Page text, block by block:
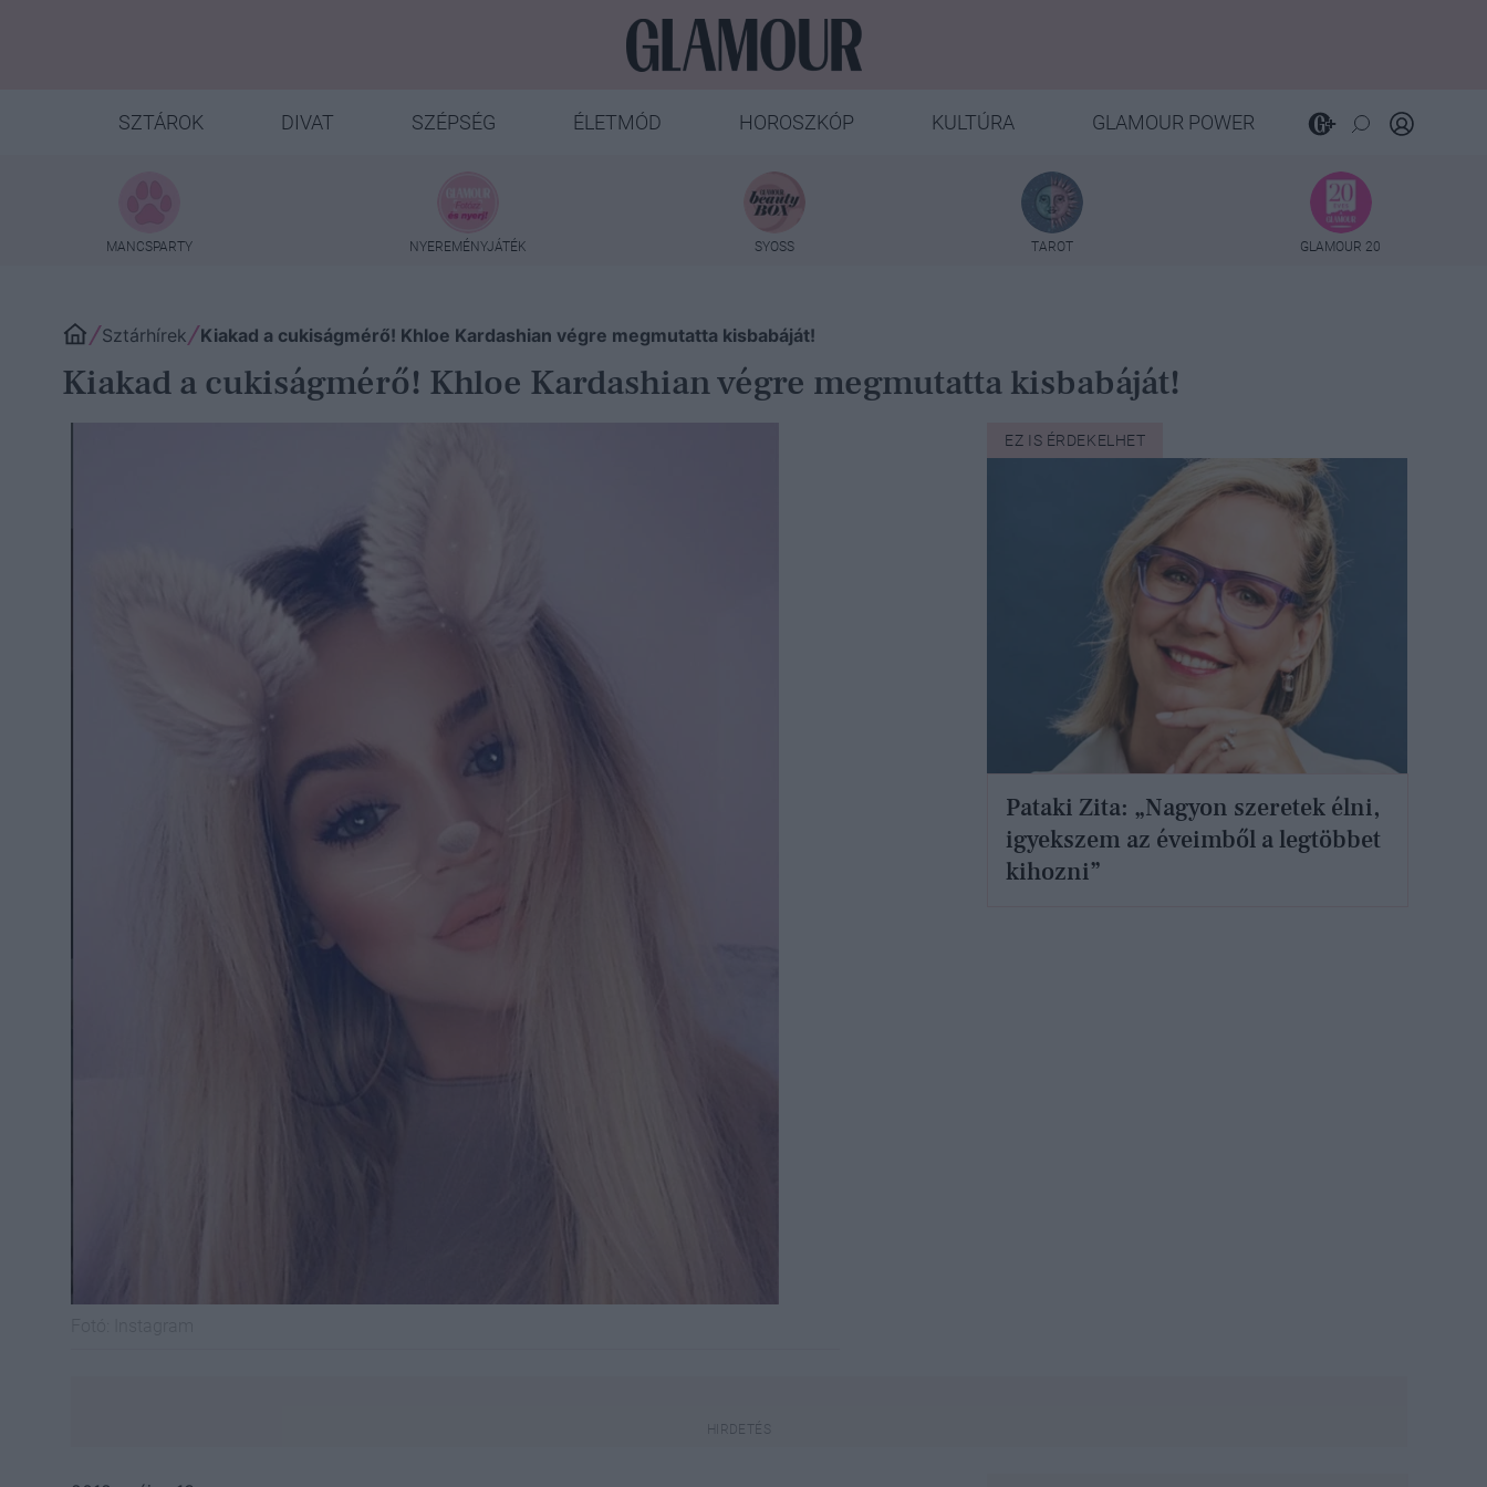
SZTÁROK DIVAT SZÉPSÉG ÉLETMÓD HOROSZKÓP KULTÚRA GLAMOUR POWER
MANCSPARTY NYEREMÉNYJÁTÉK SYOSS TAROT GLAMOUR 20
Sztárhírek Kiakad a cukiságmérő! Khloe Kardashian végre megmutatta kisbabáját!
Kiakad a cukiságmérő! Khloe Kardashian végre megmutatta kisbabáját!
EZ IS ÉRDEKELHET
Pataki Zita: „Nagyon szeretek élni,
igyekszem az éveimből a legtöbbet
kihozni”